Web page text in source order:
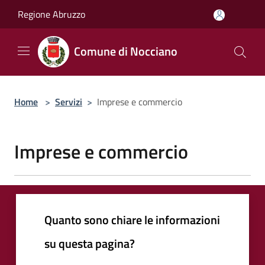
Regione Abruzzo
Comune di Nocciano
Home > Servizi > Imprese e commercio
Imprese e commercio
Quanto sono chiare le informazioni
su questa pagina?